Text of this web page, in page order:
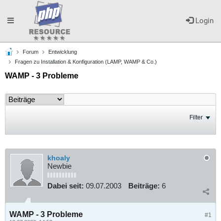
Login
Toggle
navigation
Forum
Entwicklung
Fragen zu Installation & Konfiguration (LAMP, WAMP & Co.)
WAMP - 3 Probleme
Filter
khoaly
Newbie
Dabei seit: 09.07.2003 Beiträge: 6
#1
WAMP - 3 Probleme